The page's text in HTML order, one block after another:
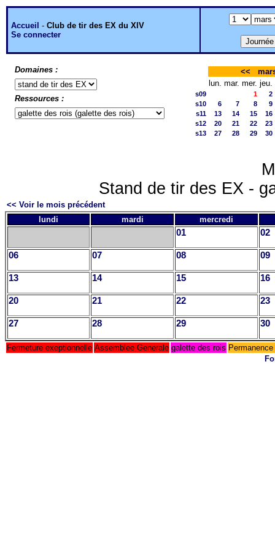
Accueil - Club de tir des EX du XIV
Se connecter
Domaines :
Ressources :
<<
lun. mar. mer. jeu.
s09 1
2
s10
6 7 8
9
s11
13 14 15
16
s12
20 21 22
23
s13
27 28 29 30
Stand de tir des EX -
<< Voir le mois précédent
lundi
mardi mercredi
01 02
06 07 08 09
13 14 15 16
20 21 22 23
27 28 29 30
Fermeture exeptionnelle Assemblee Generale galette des rois